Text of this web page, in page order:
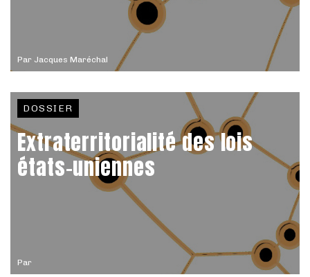
Par Jacques Maréchal
Par
DOSSIER
Extraterritorialité des lois
états-uniennes